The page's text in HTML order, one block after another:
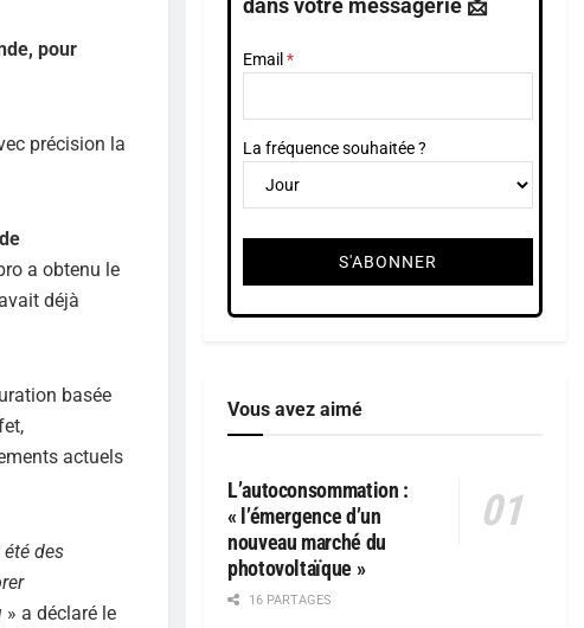
pour
précision la
a obtenu le
déjà
basée
actuels
des
» a déclaré le
dans votre messagerie 📩
Email
La fréquence souhaitée ?
Vous avez aimé
L’autoconsommation :
« l’émergence d’un
nouveau marché du
photovoltaïque »
16 PARTAGES